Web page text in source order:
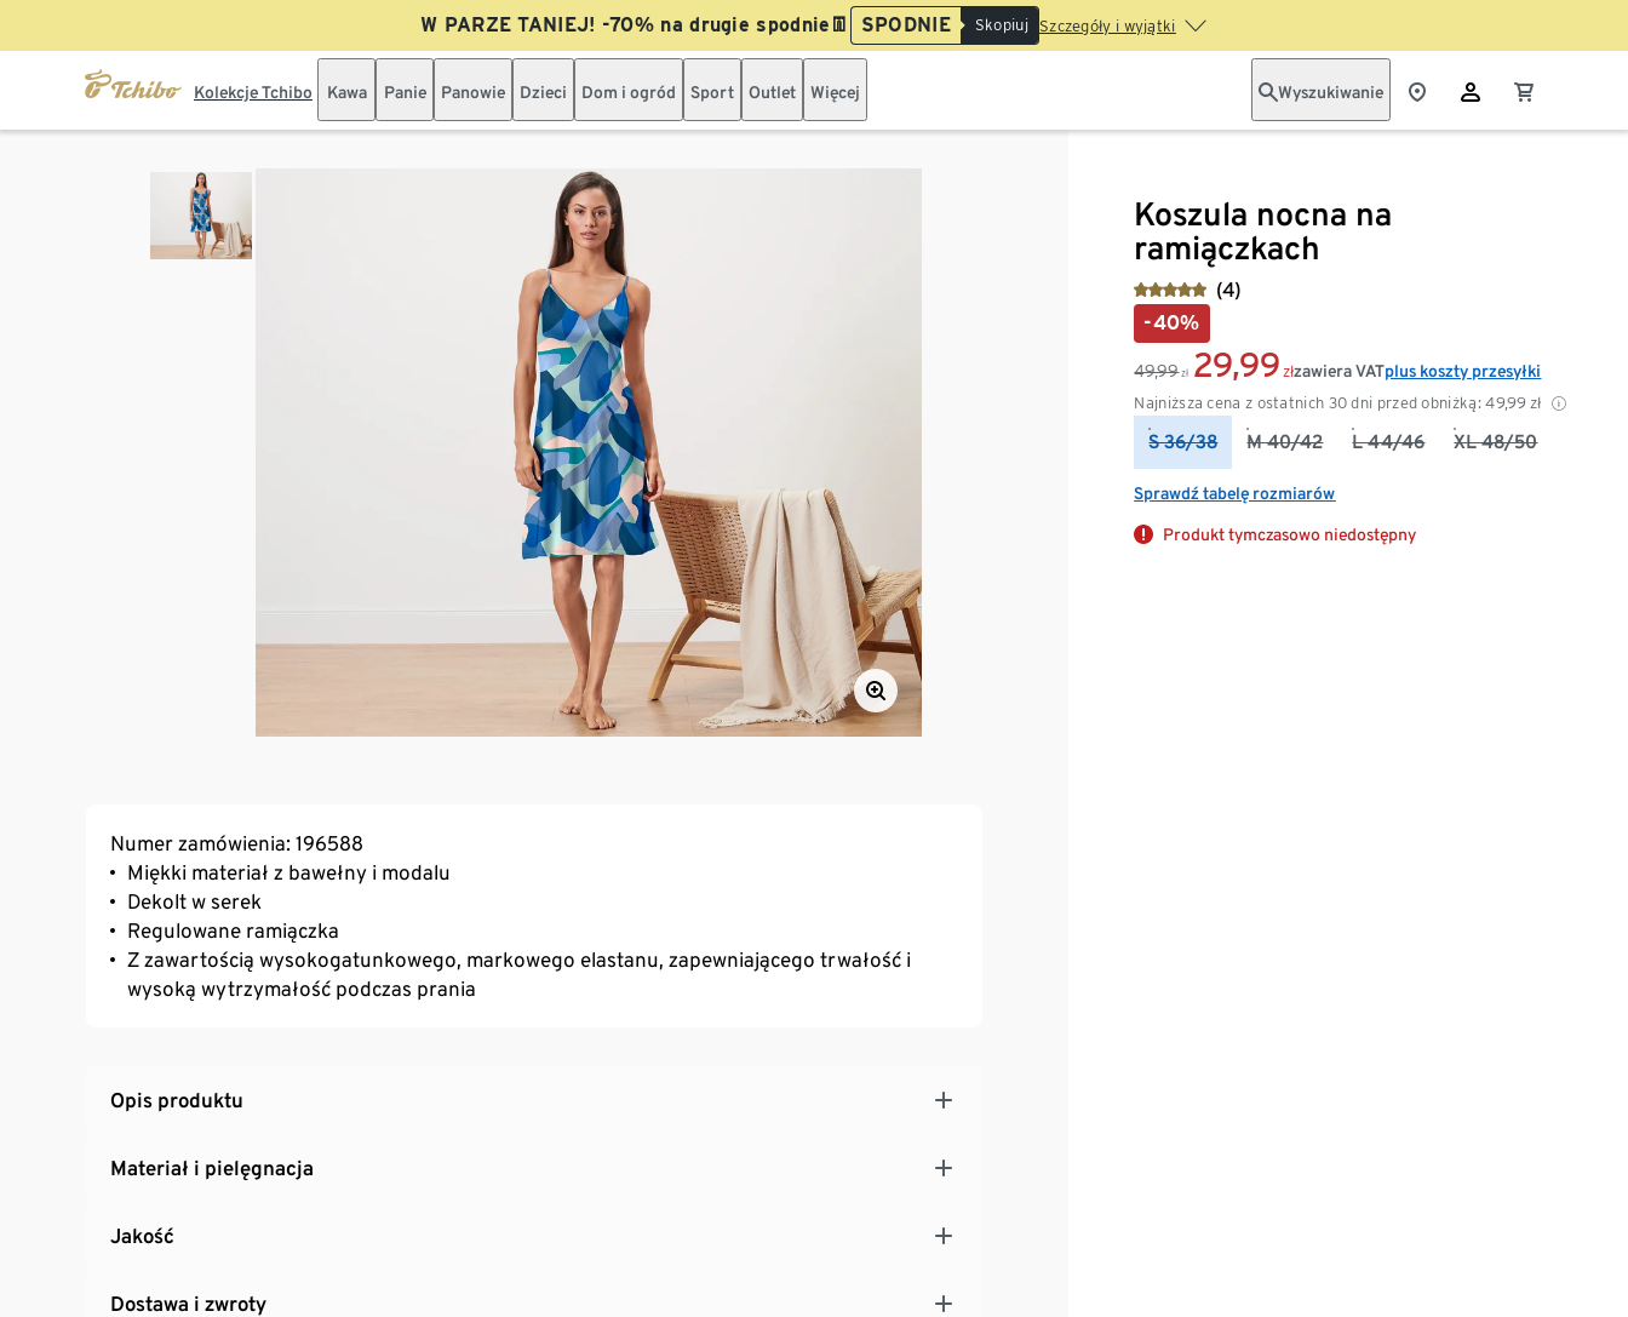
W PARZE TANIEJ! -70% na drugie spodnie👖 SPODNIE Skopiuj Szczegóły i wyjątki
Kolekcje Tchibo Kawa Panie Panowie Dzieci Dom i ogród Sport Outlet Więcej Wyszukiwanie
Koszula nocna na
ramiączkach
(4)
-40%
49,99 zł 29,99 zł
Najniższa cena z ostatnich 30 dni przed obniżką: 49,99 zł
zawiera VATplus koszty przesyłki
S 36/38 M 40/42 L 44/46 XL 48/50
Sprawdź tabelę rozmiarów
Produkt tymczasowo niedostępny
Numer zamówienia: 196588
Miękki materiał z bawełny i modalu
Dekolt w serek
Regulowane ramiączka
Z zawartością wysokogatunkowego, markowego elastanu, zapewniającego trwałość i
wysoką wytrzymałość podczas prania
Opis produktu
Materiał i pielęgnacja
Jakość
Dostawa i zwroty